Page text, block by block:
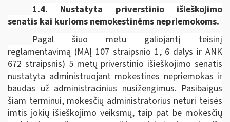
1.4. Nustatyta priverstinio išieškojimo
senatis kai kurioms nemokestinėms nepriemokoms.
Pagal šiuo metu galiojantį teisinį
reglamentavimą (MAĮ 107 straipsnio 1, 6 dalys ir ANK
672 straipsnis) 5 metų priverstinio išieškojimo senatis
nustatyta administruojant mokestines nepriemokas ir
baudas už administracinius nusižengimus. Pasibaigus
šiam terminui, mokesčių administratorius neturi teisės
imtis jokių išieškojimo veiksmų, taip pat be mokesčių